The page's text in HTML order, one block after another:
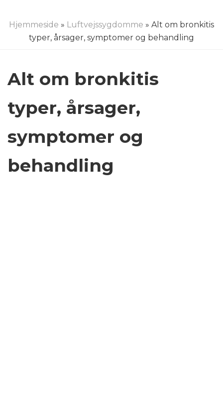
Hjemmeside » Luftvejssygdomme » Alt om bronkitis
typer, årsager, symptomer og behandling
Alt om bronkitis
typer, årsager,
symptomer og
behandling